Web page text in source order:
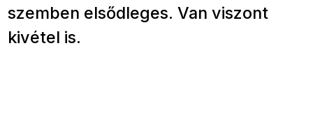
szemben elsődleges. Van viszont
kivétel is.